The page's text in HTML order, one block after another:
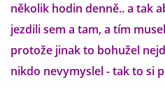
O NÁS :-)
několik hodin denně.. a tak
jezdili sem a tam, a tím
protože jinak to bohužel
nikdo nevymyslel - tak to si